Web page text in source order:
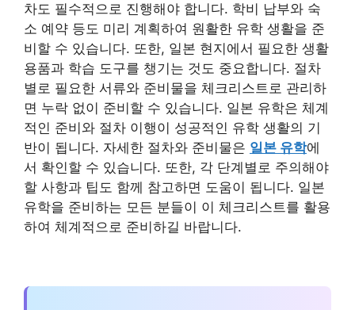
차도 필수적으로 진행해야 합니다. 학비 납부와 숙
소 예약 등도 미리 계획하여 원활한 유학 생활을 준
비할 수 있습니다. 또한, 일본 현지에서 필요한 생활
용품과 학습 도구를 챙기는 것도 중요합니다. 절차
별로 필요한 서류와 준비물을 체크리스트로 관리하
면 누락 없이 준비할 수 있습니다. 일본 유학은 체계
적인 준비와 절차 이행이 성공적인 유학 생활의 기
반이 됩니다. 자세한 절차와 준비물은 일본 유학에
서 확인할 수 있습니다. 또한, 각 단계별로 주의해야
할 사항과 팁도 함께 참고하면 도움이 됩니다. 일본
유학을 준비하는 모든 분들이 이 체크리스트를 활용
하여 체계적으로 준비하길 바랍니다.